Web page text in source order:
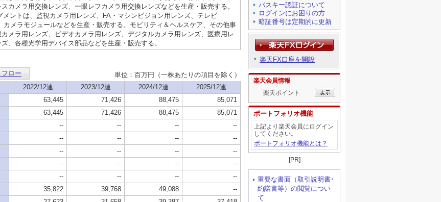
パスキー認証について
ログインにお困りの方
暗証番号は定期的に更新
楽天FX口座を開設
楽天会員情報
楽天ポイント
ポートフォリオ機能
上記より楽天会員にログイン
してください。
ポートフォリオ機能とは？
[PR]
重要な書面（取引説明書･
約諾書等）の閲覧につい
て